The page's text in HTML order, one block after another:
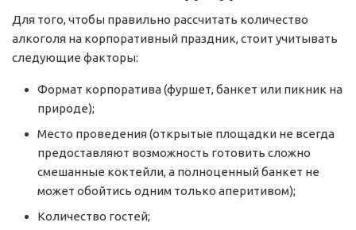
Для того, чтобы правильно рассчитать количество
алкоголя на корпоративный праздник, стоит учитывать
следующие факторы:
Формат корпоратива (фуршет, банкет или пикник на
природе);
Место проведения (открытые площадки не всегда
предоставляют возможность готовить сложно
смешанные коктейли, а полноценный банкет не
может обойтись одним только аперитивом);
Количество гостей;